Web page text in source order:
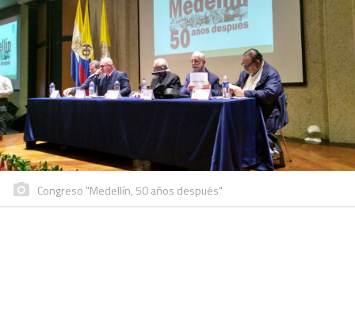
Congreso "Medellín, 50 años después"